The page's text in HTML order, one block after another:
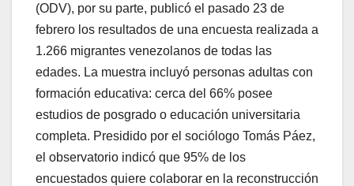
(ODV), por su parte, publicó el pasado 23 de
febrero los resultados de una encuesta realizada a
1.266 migrantes venezolanos de todas las
edades. La muestra incluyó personas adultas con
formación educativa: cerca del 66% posee
estudios de posgrado o educación universitaria
completa. Presidido por el sociólogo Tomás Páez,
el observatorio indicó que 95% de los
encuestados quiere colaborar en la reconstrucción